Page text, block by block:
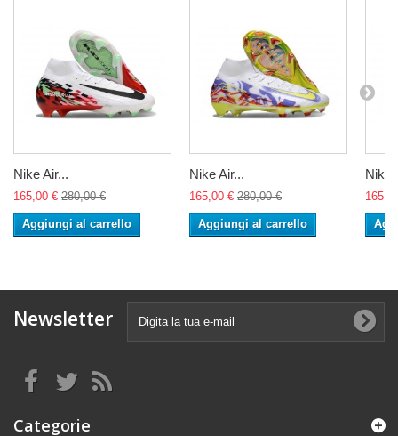
Nike Air...
165,00 € 280,00 €
Aggiungi al carrello
Nike Air...
165,00 € 280,00 €
Aggiungi al carrello
Nike
Newsletter
Categorie